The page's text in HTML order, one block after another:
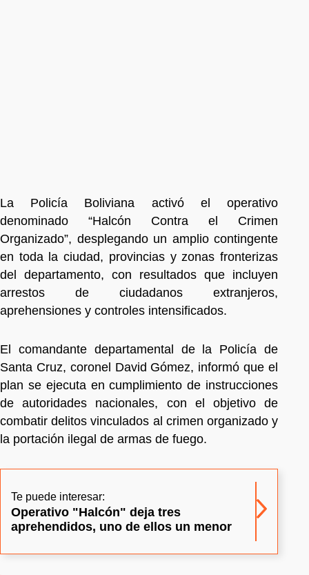
La Policía Boliviana activó el operativo
denominado “Halcón Contra el Crimen
Organizado”, desplegando un amplio contingente
en toda la ciudad, provincias y zonas fronterizas
del departamento, con resultados que incluyen
arrestos de ciudadanos extranjeros,
aprehensiones y controles intensificados.
El comandante departamental de la Policía de
Santa Cruz, coronel David Gómez, informó que el
plan se ejecuta en cumplimiento de instrucciones
de autoridades nacionales, con el objetivo de
combatir delitos vinculados al crimen organizado y
la portación ilegal de armas de fuego.
Te puede interesar:
Operativo "Halcón" deja tres
aprehendidos, uno de ellos un menor